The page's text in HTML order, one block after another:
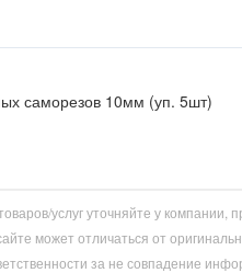
саморезов 10мм (уп. 5шт)
услуг уточняйте у компании,
может отличаться от
за не совпадение